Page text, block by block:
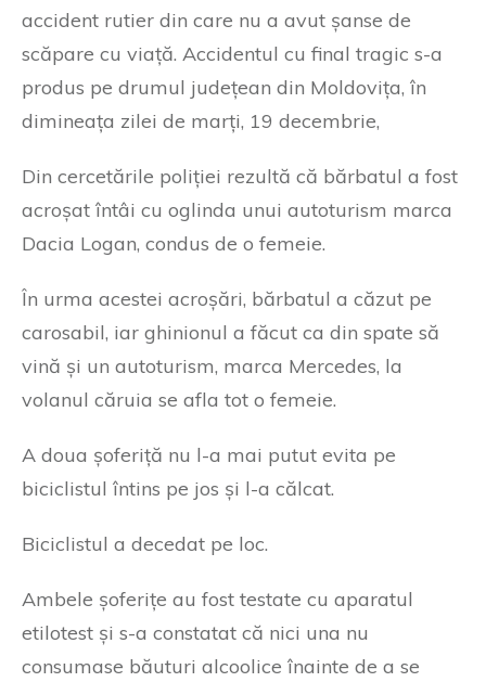
accident rutier din care nu a avut șanse de
scăpare cu viață. Accidentul cu final tragic s-a
produs pe drumul județean din Moldovița, în
dimineața zilei de marți, 19 decembrie,
Din cercetările poliției rezultă că bărbatul a fost
acroșat întâi cu oglinda unui autoturism marca
Dacia Logan, condus de o femeie.
În urma acestei acroșări, bărbatul a căzut pe
carosabil, iar ghinionul a făcut ca din spate să
vină și un autoturism, marca Mercedes, la
volanul căruia se afla tot o femeie.
A doua șoferiță nu l-a mai putut evita pe
biciclistul întins pe jos și l-a călcat.
Biciclistul a decedat pe loc.
Ambele șoferițe au fost testate cu aparatul
etilotest și s-a constatat că nici una nu
consumase băuturi alcoolice înainte de a se